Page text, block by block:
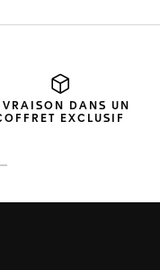
DANS UN
EXCLUSIF